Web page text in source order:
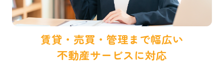
賃貸・売買・管理まで幅広い
不動産サービスに対応